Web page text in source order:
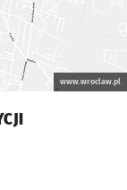
www.wroclaw.pl